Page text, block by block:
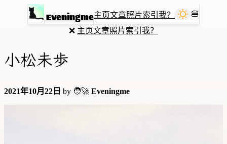
Eveningme主页文章照片索引 我？
🍔
❌ 主页文章照片索引 我？
小松未歩
2021年10月22日 by 🧑‍🚀 Eveningme